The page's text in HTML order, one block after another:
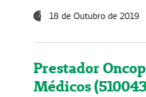
18 de Outubro de 2019
Prestador
Médicos